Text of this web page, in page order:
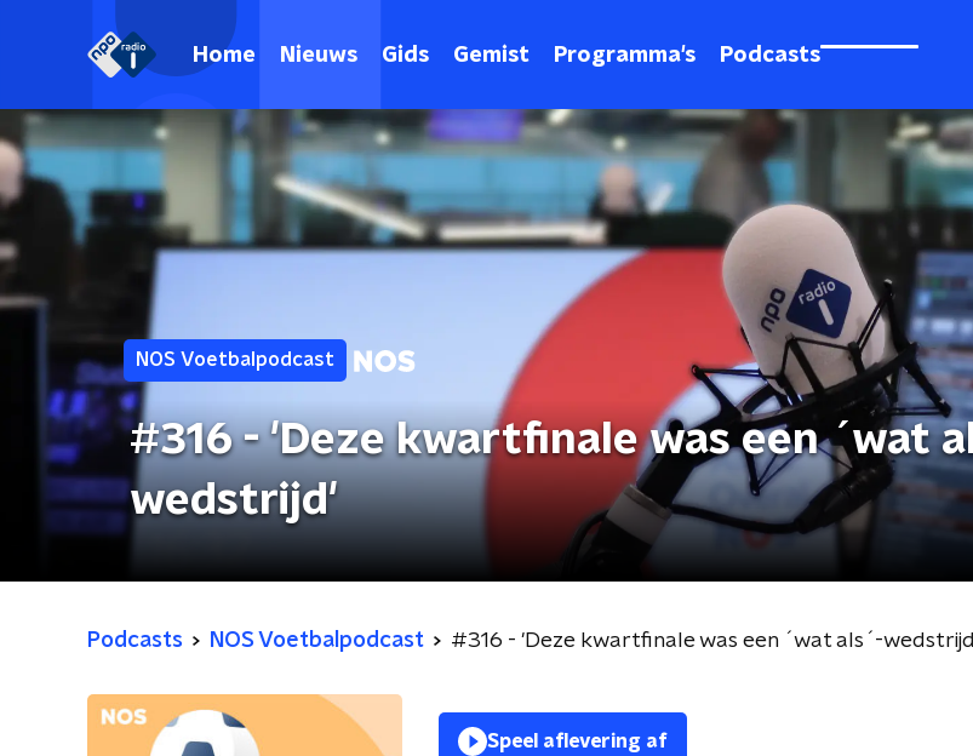
Home Nieuws Gids Gemist Programma's Podcasts
NOS Voetbalpodcast
#316 - 'Deze kwartfinale was een ´wat
wedstrijd'
Podcasts NOS Voetbalpodcast #316 - 'Deze kwartfinale was een ´wat als´-
Speel aflevering af